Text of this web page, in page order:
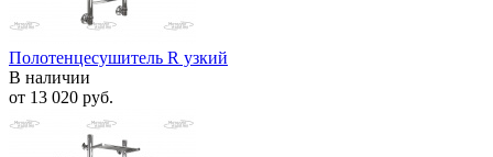
Полотенцесушитель R узкий
В наличии
от 13 020 руб.